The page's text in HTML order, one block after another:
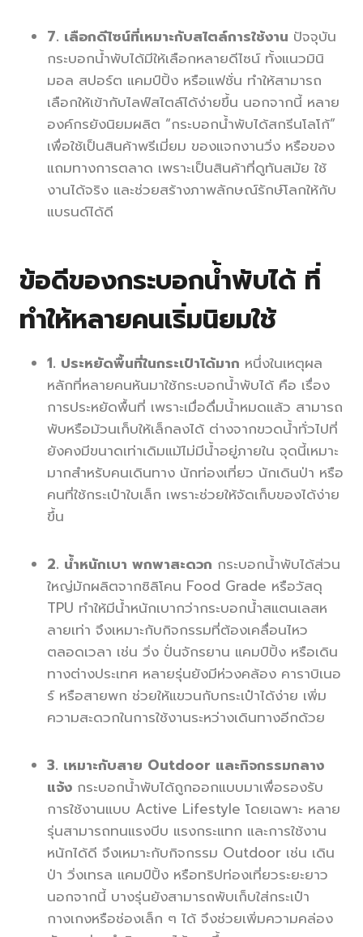
7. เลือกดีไซน์ที่เหมาะกับสไตล์การใช้งาน ปัจจุบัน
กระบอกน้ำพับได้มีให้เลือกหลายดีไซน์ ทั้งแนวมินิ
มอล สปอร์ต แคมป์ปิ้ง หรือแฟชั่น ทำให้สามารถ
เลือกให้เข้ากับไลฟ์สไตล์ได้ง่ายขึ้น นอกจากนี้ หลาย
องค์กรยังนิยมผลิต “กระบอกน้ำพับได้สกรีนโลโก้”
เพื่อใช้เป็นสินค้าพรีเมี่ยม ของแจกงานวิ่ง หรือของ
แถมทางการตลาด เพราะเป็นสินค้าที่ดูทันสมัย ใช้
งานได้จริง และช่วยสร้างภาพลักษณ์รักษ์โลกให้กับ
แบรนด์ได้ดี
ข้อดีของกระบอกน้ำพับได้ ที่
ทำให้หลายคนเริ่มนิยมใช้
1. ประหยัดพื้นที่ในกระเป๋าได้มาก หนึ่งในเหตุผล
หลักที่หลายคนหันมาใช้กระบอกน้ำพับได้ คือ เรื่อง
การประหยัดพื้นที่ เพราะเมื่อดื่มน้ำหมดแล้ว สามารถ
พับหรือม้วนเก็บให้เล็กลงได้ ต่างจากขวดน้ำทั่วไปที่
ยังคงมีขนาดเท่าเดิมแม้ไม่มีน้ำอยู่ภายใน จุดนี้เหมาะ
มากสำหรับคนเดินทาง นักท่องเที่ยว นักเดินป่า หรือ
คนที่ใช้กระเป๋าใบเล็ก เพราะช่วยให้จัดเก็บของได้ง่าย
ขึ้น
2. น้ำหนักเบา พกพาสะดวก กระบอกน้ำพับได้ส่วน
ใหญ่มักผลิตจากซิลิโคน Food Grade หรือวัสดุ
TPU ทำให้มีน้ำหนักเบากว่ากระบอกน้ำสแตนเลสห
ลายเท่า จึงเหมาะกับกิจกรรมที่ต้องเคลื่อนไหว
ตลอดเวลา เช่น วิ่ง ปั่นจักรยาน แคมป์ปิ้ง หรือเดิน
ทางต่างประเทศ หลายรุ่นยังมีห่วงคล้อง คาราบิเนอ
ร์ หรือสายพก ช่วยให้แขวนกับกระเป๋าได้ง่าย เพิ่ม
ความสะดวกในการใช้งานระหว่างเดินทางอีกด้วย
3. เหมาะกับสาย Outdoor และกิจกรรมกลาง
แจ้ง กระบอกน้ำพับได้ถูกออกแบบมาเพื่อรองรับ
การใช้งานแบบ Active Lifestyle โดยเฉพาะ หลาย
รุ่นสามารถทนแรงบีบ แรงกระแทก และการใช้งาน
หนักได้ดี จึงเหมาะกับกิจกรรม Outdoor เช่น เดิน
ป่า วิ่งเทรล แคมป์ปิ้ง หรือทริปท่องเที่ยวระยะยาว
นอกจากนี้ บางรุ่นยังสามารถพับเก็บใส่กระเป๋า
กางเกงหรือช่องเล็ก ๆ ได้ จึงช่วยเพิ่มความคล่อง